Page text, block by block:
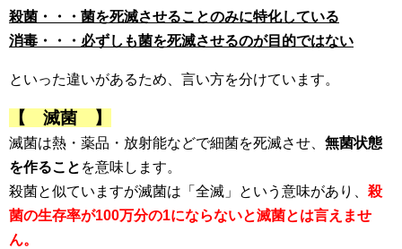
殺菌・・・菌を死滅させることのみに特化している
消毒・・・必ずしも菌を死滅させるのが目的ではない
といった違いがあるため、言い方を分けています。
【 滅菌 】
滅菌は熱・薬品・放射能などで細菌を死滅させ、 無菌状態
を作ること を意味します。
殺菌と似ていますが滅菌は「全滅」という意味があり、 殺
菌の生存率が100万分の1にならないと滅菌とは言えませ
ん。